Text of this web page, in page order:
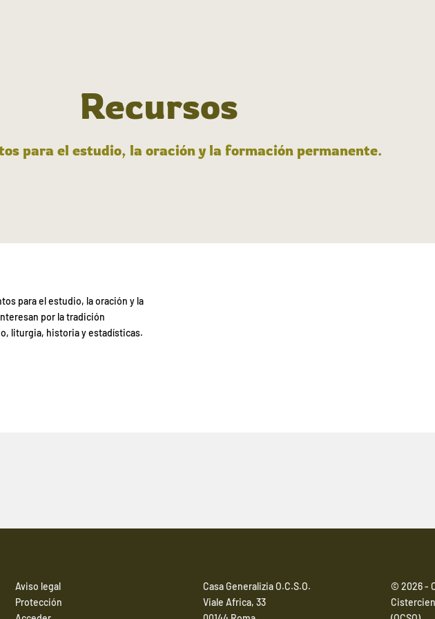
Recursos
para el estudio, la oración y la formación permanente.
para el estudio, la oración y la
por la tradición
liturgia, historia y estadísticas.
Aviso legal
Protección
Casa Generalizia O.C.S.O.
Viale Africa, 33
© 2026 -